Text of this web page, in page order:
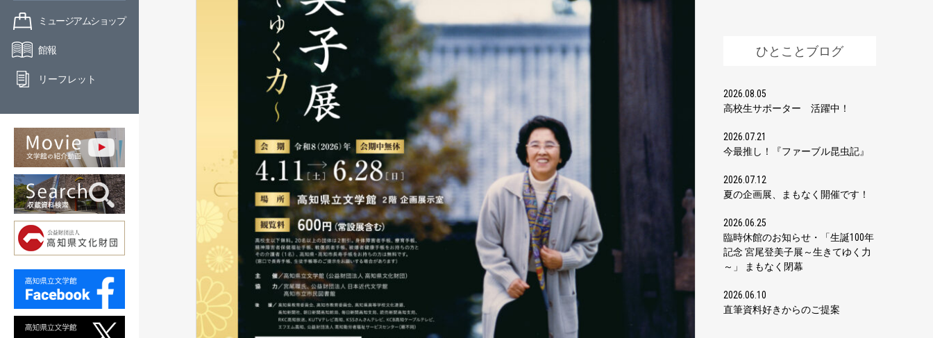
ミュージアムショップ
館報
リーフレット
ひとことブログ
2026.08.05
高校生サポーター 活躍中！
2026.07.21
今最推し！『ファーブル昆虫記』
2026.07.12
夏の企画展、まもなく開催です！
2026.06.25
臨時休館のお知らせ・「生誕100年
記念 宮尾登美子展～生きてゆく力
～」 まもなく閉幕
2026.06.10
直筆資料好きからのご提案